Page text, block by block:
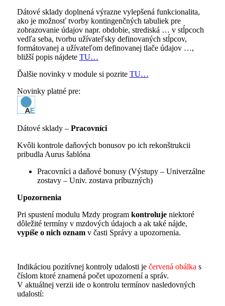
Dátové sklady doplnená výrazne vylepšená funkcionalita,
ako je možnosť tvorby kontingenčných tabuliek pre
zobrazovanie údajov napr. obdobie, strediská … v stĺpcoch
vedľa seba, tvorbu užívateľsky definovaných stĺpcov,
formátovanej a užívateľom definovanej tlače údajov …,
bližší popis nájdete TU…
Ďalšie novinky v module si pozrite TU…
Novinky platné pre:
Dátové sklady – Pracovníci
Kvôli kontrole daňových bonusov po ich rekonštrukcii
pribudla Aurus šablóna
Pracovníci a daňové bonusy (Výstupy – Univerzálne
zostavy – Univ. zostava príbuzných)
Upozornenia
Pri spustení modulu Mzdy program kontrolujeniektoré
dôležité termíny v mzdových údajoch a ak také nájde,
vypíše o nich oznamv časti Správy a upozornenia.
Indikáciou pozitívnej kontroly udalosti je červená obálkas
číslom ktoré znamená počet upozornení a správ.
V aktuálnej verzii ide o kontrolu termínov nasledovných
udalostí: